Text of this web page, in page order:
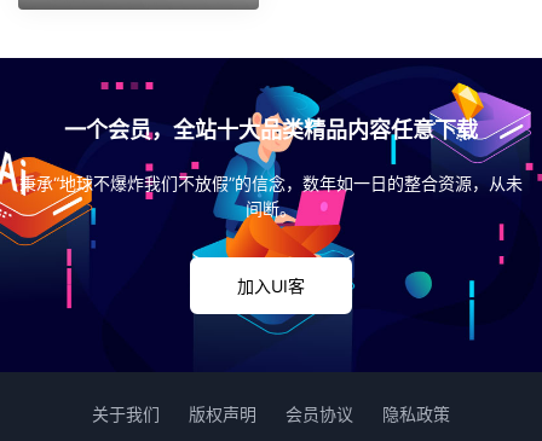
一个会员，全站十大品类精品内容任意下载
秉承“地球不爆炸我们不放假”的信念，数年如一日的整合资源，从未
间断。
加入UI客
关于我们 版权声明 会员协议 隐私政策